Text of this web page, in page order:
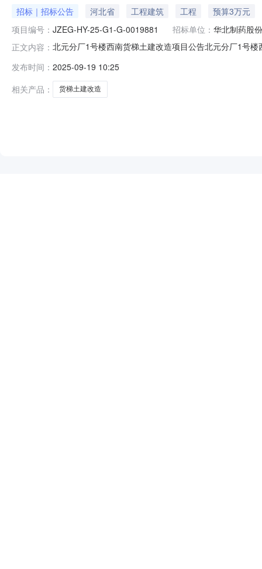
招标｜招标公告 河北省 工程建筑 工程
预算3万元
项目编号： JZEG-HY-25-G1-G-0019881 招标单位： 华北制药股
正文内容： 北元分厂1号楼西南货梯土建改造项目公告北元分厂1号
日项目要求：1.保证金金额：0元2.商务条款：合同签订
发布时间： 2025-09-19 10:25
相关产品：
货梯土建改造